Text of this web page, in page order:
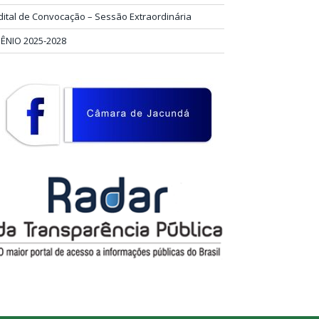
de Convocação – Sessão Extraordinária
2025-2028